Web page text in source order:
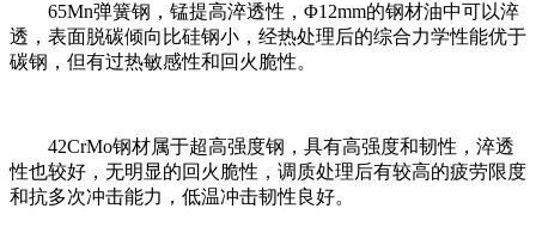
65Mn弹簧钢，锰提高淬透性，Φ12mm的钢材油中可以淬
透，表面脱碳倾向比硅钢小，经热处理后的综合力学性能优于
碳钢，但有过热敏感性和回火脆性。
42CrMo钢材属于超高强度钢，具有高强度和韧性，淬透
性也较好，无明显的回火脆性，调质处理后有较高的疲劳限度
和抗多次冲击能力，低温冲击韧性良好。